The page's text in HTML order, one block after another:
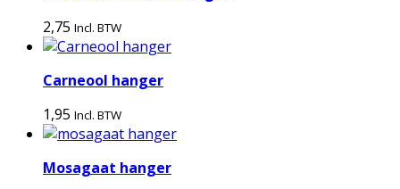
2,75 Incl. BTW
Carneool hanger
1,95 Incl. BTW
Mosagaat hanger